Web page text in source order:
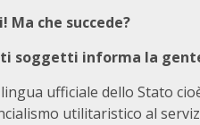
che succede?
soggetti informa la
ufficiale dello Stato
utilitaristico al